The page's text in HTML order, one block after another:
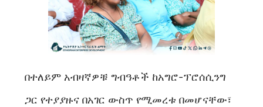
በተለይም አብዛኛዎቹ ግብዓቶች ከአግሮ-ፕሮሰሲንግ
ጋር የተያያዙና በአገር ውስጥ የሚመረቱ በመሆናቸው፣